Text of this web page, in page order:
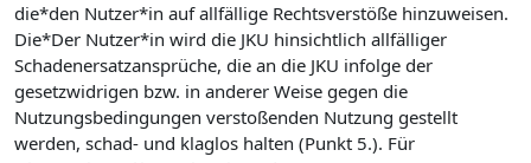
die*den Nutzer*in auf allfällige Rechtsverstöße hinzuweisen.
Die*Der Nutzer*in wird die JKU hinsichtlich allfälliger
Schadenersatzansprüche, die an die JKU infolge der
gesetzwidrigen bzw. in anderer Weise gegen die
Nutzungsbedingungen verstoßenden Nutzung gestellt
werden, schad- und klaglos halten (Punkt 5.). Für